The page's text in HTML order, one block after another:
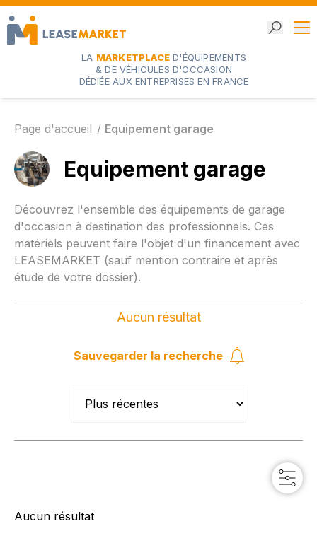
LA MARKETPLACE D'ÉQUIPEMENTS
& DE VÉHICULES D'OCCASION
DÉDIÉE AUX ENTREPRISES EN FRANCE
Page d'accueil Equipement garage
Equipement garage
Découvrez l'ensemble des équipements de garage
d'occasion à destination des professionnels. Ces
matériels peuvent faire l'objet d'un financement avec
LEASEMARKET (sauf mention contraire et après
étude de votre dossier).
Aucun résultat
Sauvegarder la recherche
Aucun résultat